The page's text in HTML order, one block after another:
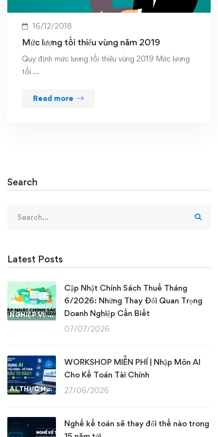
16/12/2018
Mức lương tối thiểu vùng năm 2019
Quy định mức lương tối thiểu vùng 2019 Mức lương
tối …
Read more
Search
for:
Latest Posts
NGHIỆP VỤ KẾ TOÁN & THUẾ
Cập Nhật Chính Sách Thuế Tháng
6/2026: Những Thay Đổi Quan Trọng
Doanh Nghiệp Cần Biết
07/07/2026
AI THỰC HÀNH
WORKSHOP MIỄN PHÍ | Nhập Môn AI
Cho Kế Toán Tài Chính
27/06/2026
Nghề kế toán sẽ thay đổi thế nào trong